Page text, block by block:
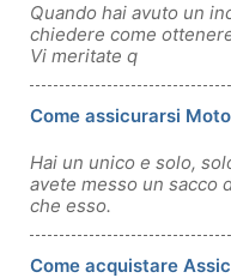
Quando hai avuto un
chiedere come
Vi meritate q
Come assicurarsi
Hai un unico e solo,
avete messo un sacco
che esso.
Come acquistare